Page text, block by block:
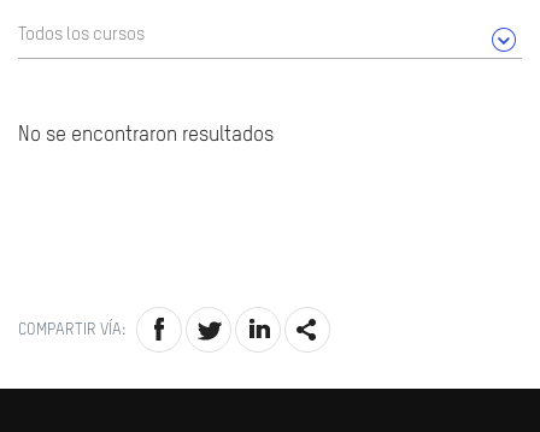
Todos los cursos
No se encontraron resultados
COMPARTIR VÍA: